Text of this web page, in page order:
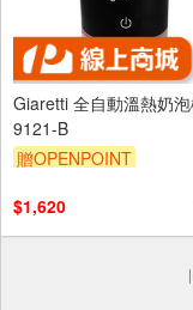
Giaretti 全自動溫熱奶
9121-B
贈OPENPOINT
$1,620
偏遠